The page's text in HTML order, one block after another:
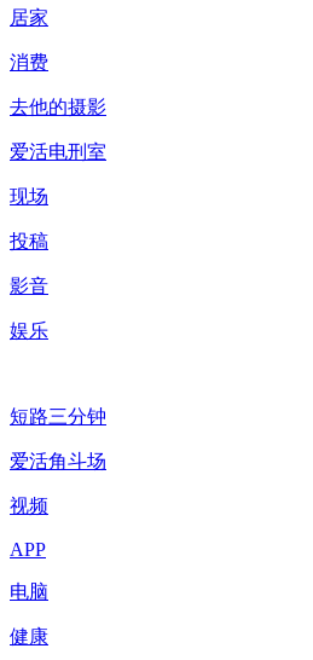
居家
消费
去他的摄影
爱活电刑室
现场
投稿
影音
娱乐
短路三分钟
爱活角斗场
视频
APP
电脑
健康